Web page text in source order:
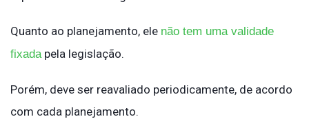
Quanto ao planejamento, ele não tem uma validade
fixadapela legislação.
Porém, deve ser reavaliado periodicamente, de acordo
com cada planejamento.